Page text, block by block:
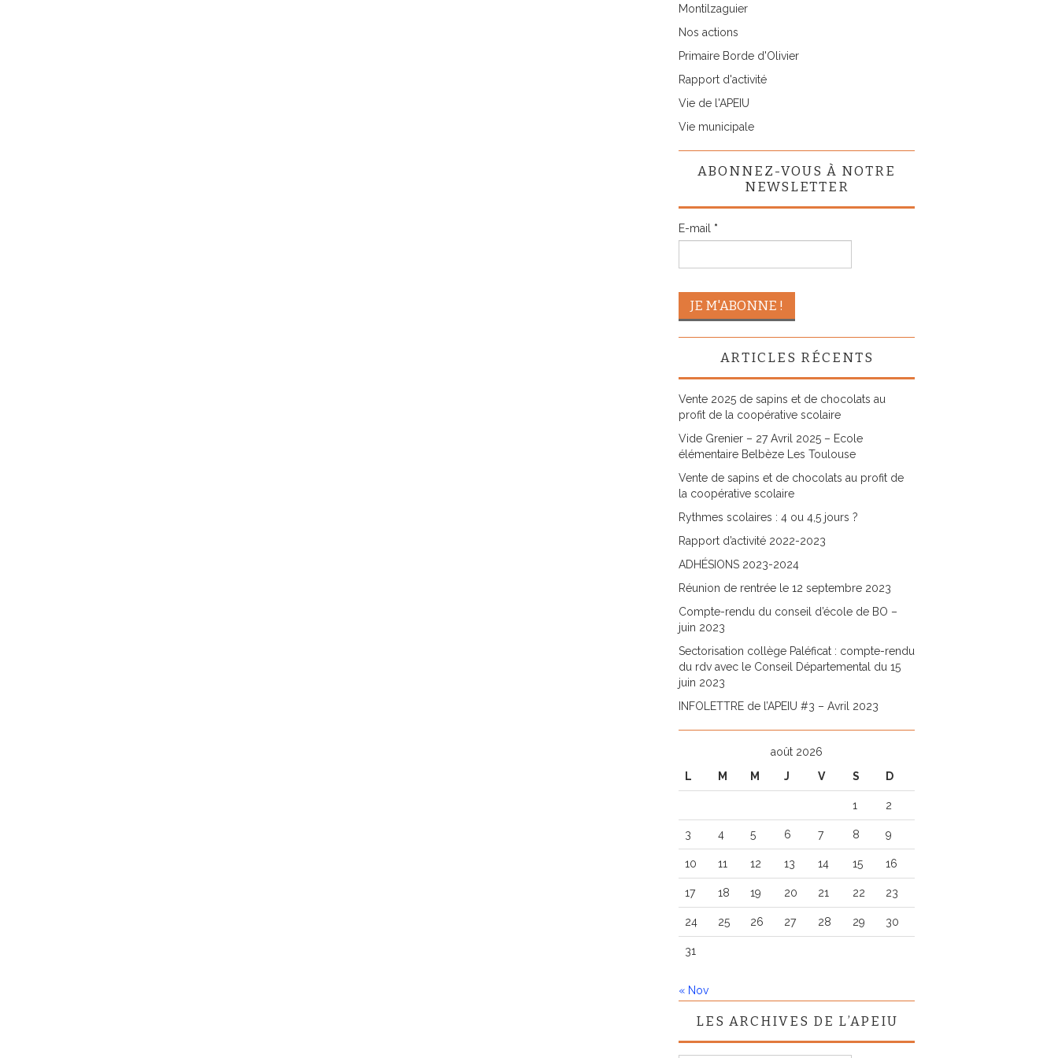
Montilzaguier
Nos actions
Primaire Borde d'Olivier
Rapport d'activité
Vie de l'APEIU
Vie municipale
ABONNEZ-VOUS À NOTRE
NEWSLETTER
E-mail *
ARTICLES RÉCENTS
Vente 2025 de sapins et de chocolats au
profit de la coopérative scolaire
Vide Grenier – 27 Avril 2025 – Ecole
élémentaire Belbèze Les Toulouse
Vente de sapins et de chocolats au profit de
la coopérative scolaire
Rythmes scolaires : 4 ou 4,5 jours ?
Rapport d’activité 2022-2023
ADHÉSIONS 2023-2024
Réunion de rentrée le 12 septembre 2023
Compte-rendu du conseil d’école de BO –
juin 2023
Sectorisation collège Paléficat : compte-rendu
du rdv avec le Conseil Départemental du 15
juin 2023
INFOLETTRE de l’APEIU #3 – Avril 2023
août 2026
L
M M J V S D
1 2
3 4 5 6 7 8 9
10 11 12 13 14 15 16
17 18 19 20 21 22 23
24 25 26 27 28 29 30
31
« Nov
LES ARCHIVES DE L’APEIU